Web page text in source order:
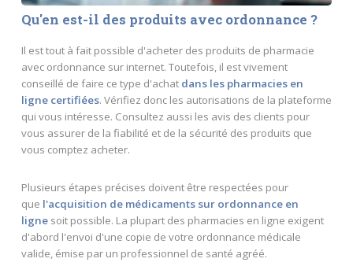
Qu'en est-il des produits avec ordonnance ?
Il est tout à fait possible d'acheter des produits de pharmacie
avec ordonnance sur internet. Toutefois, il est vivement
conseillé de faire ce type d'achat dans les pharmacies en
ligne certifiées. Vérifiez donc les autorisations de la plateforme
qui vous intéresse. Consultez aussi les avis des clients pour
vous assurer de la fiabilité et de la sécurité des produits que
vous comptez acheter.
Plusieurs étapes précises doivent être respectées pour
que l'acquisition de médicaments sur ordonnance en
lignesoit possible. La plupart des pharmacies en ligne exigent
d'abord l'envoi d'une copie de votre ordonnance médicale
valide, émise par un professionnel de santé agréé.